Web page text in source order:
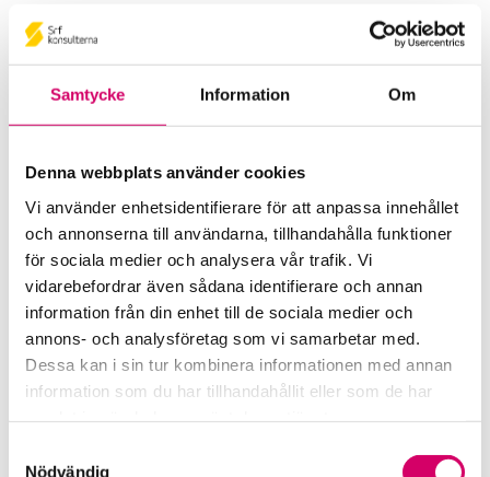
Samtycke Information Om
Denna webbplats använder cookies
Vi använder enhetsidentifierare för att anpassa innehållet
och annonserna till användarna, tillhandahålla funktioner
för sociala medier och analysera vår trafik. Vi
vidarebefordrar även sådana identifierare och annan
information från din enhet till de sociala medier och
annons- och analysföretag som vi samarbetar med.
Dessa kan i sin tur kombinera informationen med annan
information som du har tillhandahållit eller som de har
Nödvändig
Kommunikationsstöd – Snacka lön
LAP – Svensk Löneartsplan
Srf Uttalanden och vägledningar
Viktiga dagar till din kalender
Kalendarium
Viktiga branschfrågor